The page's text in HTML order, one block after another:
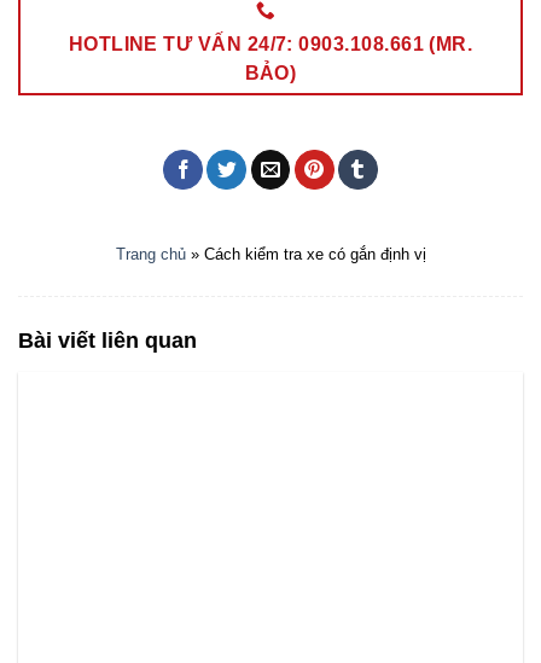
HOTLINE TƯ VẤN 24/7: 0903.108.661 (MR.
BẢO)
Trang chủ» Cách kiểm tra xe có gắn định vị
Bài viết liên quan